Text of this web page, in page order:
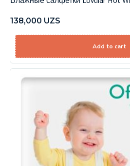
138,000 UZS
Add to cart